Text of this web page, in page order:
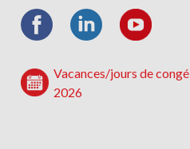
Vacances/jours de congé
2026